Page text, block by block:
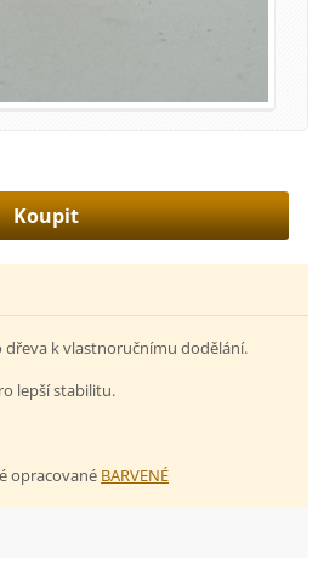
k vlastnoručnímu dodělání.
lepší stabilitu.
opracované BARVENÉ